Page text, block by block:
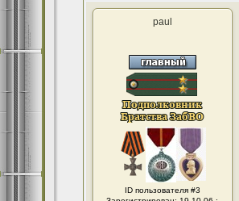
paul
ID пользователя #3